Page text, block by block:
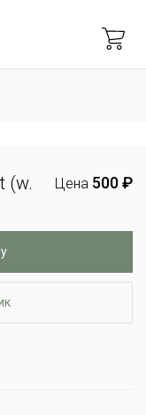
(w.
Цена 500 ₽